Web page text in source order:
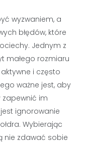
wyzwaniem, a
błędów, które
Jednym z
małego rozmiaru
i często
ważne jest, aby
zapewnić im
ignorowanie
Wybierając
nie zdawać sobie